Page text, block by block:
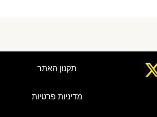
תקנון האתר
מדיניות פרטיות